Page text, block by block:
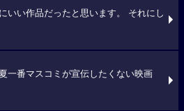
いい作品だったと思います。 それにし
一番マスコミが宣伝したくない映画